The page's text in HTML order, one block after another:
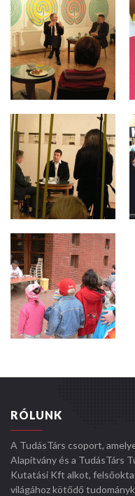
RÓLUNK
A TudásTárs csoport,
Alapítvány és a TudásTárs
Kutatási Kft alkot,
világához kötődő